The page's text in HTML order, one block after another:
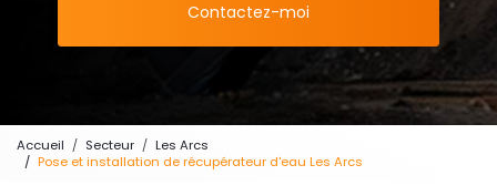
Contactez-moi
Accueil Secteur
Les Arcs
Pose et installation de récupérateur d'eau Les Arcs